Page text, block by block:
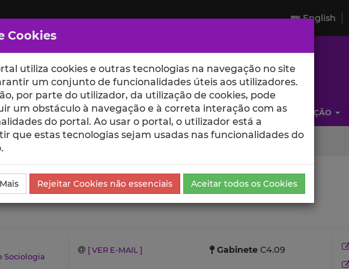
English
ESCOLAS UNIDADES INVESTIGAÇÃO
Sociologia
[ VER E-MAIL ] GabineteC4.09
Cookies
utiliza cookies e outras tecnologias na navegação no site
um conjunto de funcionalidades úteis aos utilizadores.
por parte do utilizador, da utilização de cookies, pode
um obstáculo à navegação e à correta interação com as
do portal. Ao usar o portal, o utilizador está a
que estas tecnologias sejam usadas nas funcionalidades do
Rejeitar Cookies não essenciais Aceitar todos os Cookies